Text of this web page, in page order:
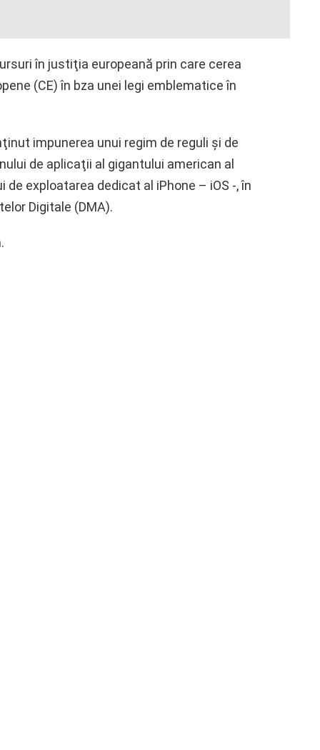
în justiţia europeană prin care cerea
(CE) în bza unei legi emblematice în
impunerea unui regim de reguli şi de
de aplicaţii al gigantului american al
exploatarea dedicat al iPhone – iOS -, în
Digitale (DMA).